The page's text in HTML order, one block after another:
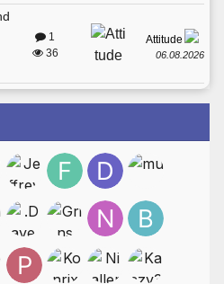
1
36
Attitude
06.08.2026